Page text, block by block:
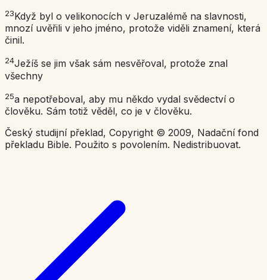
23Když byl o velikonocích v Jeruzalémě na slavnosti,
mnozí uvěřili v jeho jméno, protože viděli znamení, která
činil.
24Ježíš se jim však sám nesvěřoval, protože znal
všechny
25a nepotřeboval, aby mu někdo vydal svědectví o
člověku. Sám totiž věděl, co je v člověku.
Český studijní překlad, Copyright © 2009, Nadační fond
překladu Bible. Použito s povolením. Nedistribuovat.